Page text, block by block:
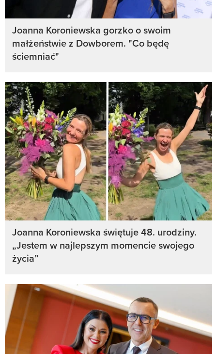
Joanna Koroniewska gorzko o swoim
małżeństwie z Dowborem. "Co będę
ściemniać"
Joanna Koroniewska świętuje 48. urodziny.
„Jestem w najlepszym momencie swojego
życia”